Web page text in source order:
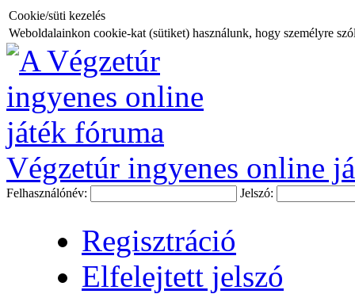
Cookie/süti kezelés
Weboldalainkon cookie-kat (sütiket) használunk, hogy személyre
Végzetúr ingyenes online
Felhasználónév: Jelszó:
Regisztráció
Elfelejtett jelszó